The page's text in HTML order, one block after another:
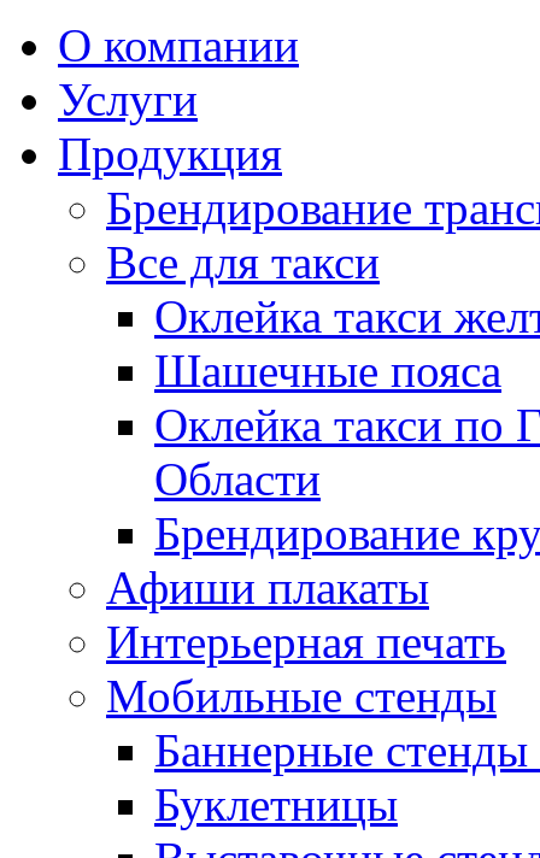
О компании
Услуги
Продукция
Брендирование
Все для такси
Оклейка такси
Шашечные пояса
Оклейка такси по
Области
Брендирование
Афиши плакаты
Интерьерная печать
Мобильные стенды
Баннерные
Буклетницы